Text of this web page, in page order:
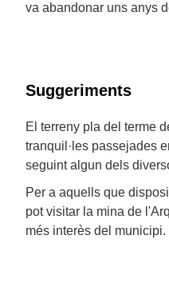
va abandonar uns anys
Suggeriments
El terreny pla del terme
tranquil·les passejades
seguint algun dels
Per a aquells que
pot visitar la mina de
més interès del municipi.